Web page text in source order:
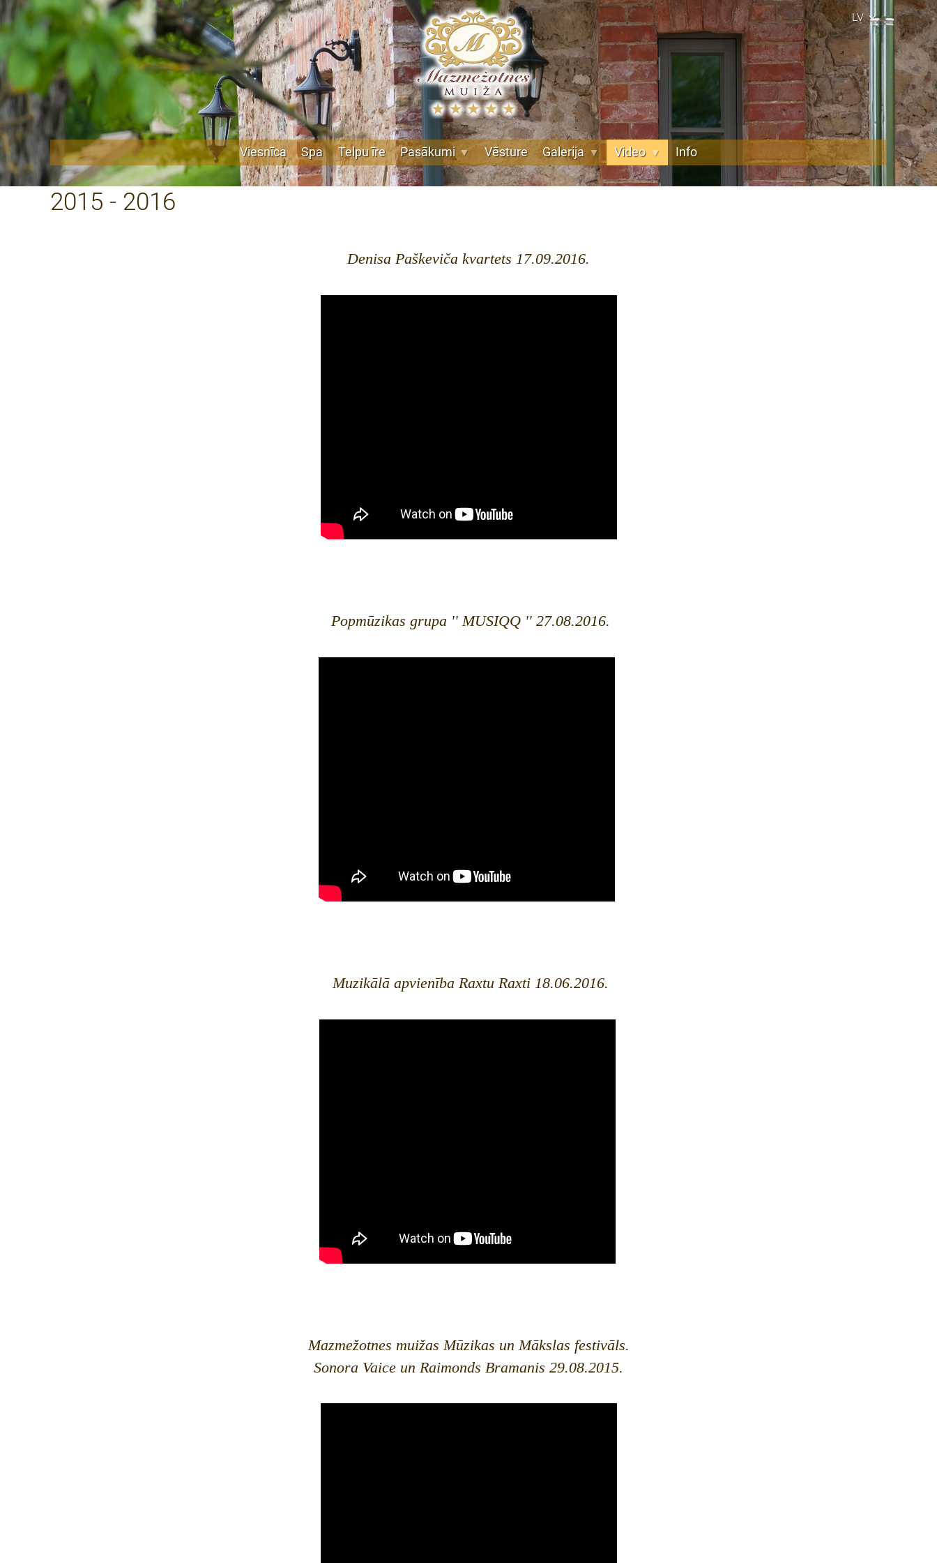
LV
Viesnīca Spa Telpu īre Pasākumi Vēsture Galerija Video Info
2015 - 2016
Denisa Paškeviča kvartets 17.09.2016.
Popmūzikas grupa '' MUSIQQ '' 27.08.2016.
Muzikālā apvienība Raxtu Raxti 18.06.2016.
Mazmežotnes muižas Mūzikas un Mākslas festivāls.
Sonora Vaice un Raimonds Bramanis 29.08.2015.